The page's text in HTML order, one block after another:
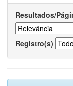
Resultados/
Registro(s)